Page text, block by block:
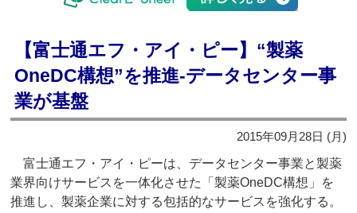
【富士通エフ・アイ・ピー】“製薬
OneDC構想”を推進‐データセンター事
業が基盤
2015年09月28日 (月)
富士通エフ・アイ・ピーは、データセンター事業と製薬
業界向けサービスを一体化させた「製薬OneDC構想」を
推進し、製薬企業に対する包括的なサービスを強化する。